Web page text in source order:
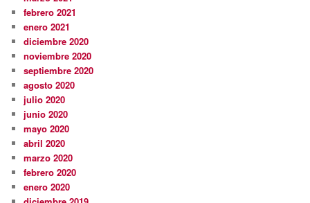
febrero 2021
enero 2021
diciembre 2020
noviembre 2020
septiembre 2020
agosto 2020
julio 2020
junio 2020
mayo 2020
abril 2020
marzo 2020
febrero 2020
enero 2020